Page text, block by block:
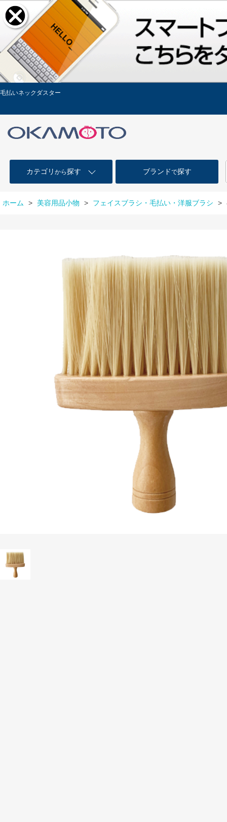
毛払いネックダスター
カテゴリ から探す ブランドで探す
ホーム > 美容用品小物 > フェイスブラシ・毛払い・洋服ブラシ >